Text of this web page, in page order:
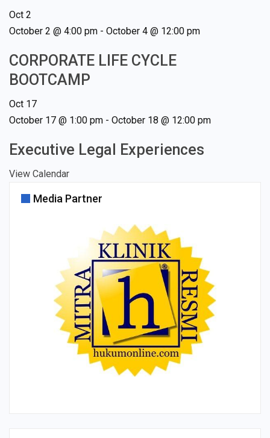
Oct 2
October 2 @ 4:00 pm - October 4 @ 12:00 pm
CORPORATE LIFE CYCLE
BOOTCAMP
Oct 17
October 17 @ 1:00 pm - October 18 @ 12:00 pm
Executive Legal Experiences
View Calendar
Media Partner